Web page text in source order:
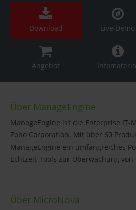
Download Live Demo
Angebot
Über ManageEngine
ManageEngine ist die Enterprise IT-
Zoho Corporation. Mit über 60
ManageEngine ein umfangreiches
Echtzeit-Tools zur Überwachung von
Über MicroNova